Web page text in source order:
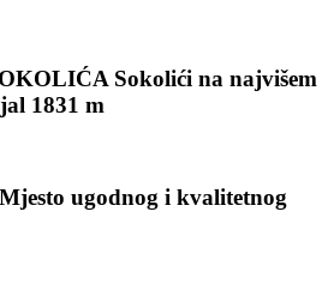
Sokolići na najvišem
1831 m
ugodnog i kvalitetnog